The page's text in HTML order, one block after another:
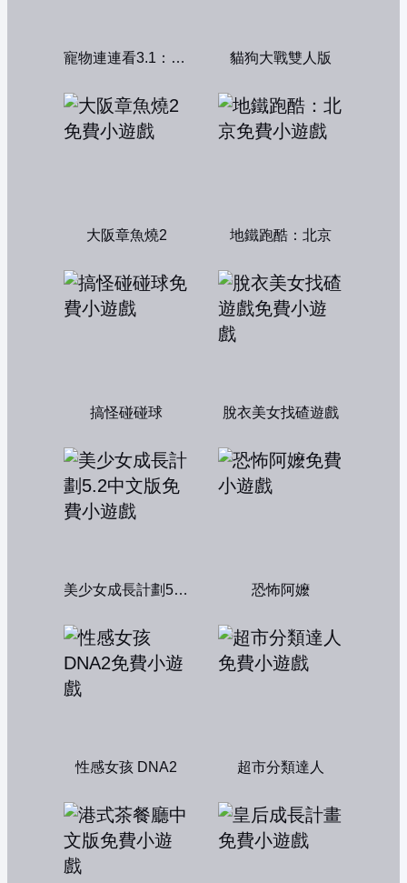
寵物連連看3.1：共享版 貓狗大戰雙人版
大阪章魚燒2 地鐵跑酷：北京
搞怪碰碰球 脫衣美女找碴遊戲
美少女成長計劃5.2中文版 恐怖阿嬤
性感女孩 DNA2 超市分類達人